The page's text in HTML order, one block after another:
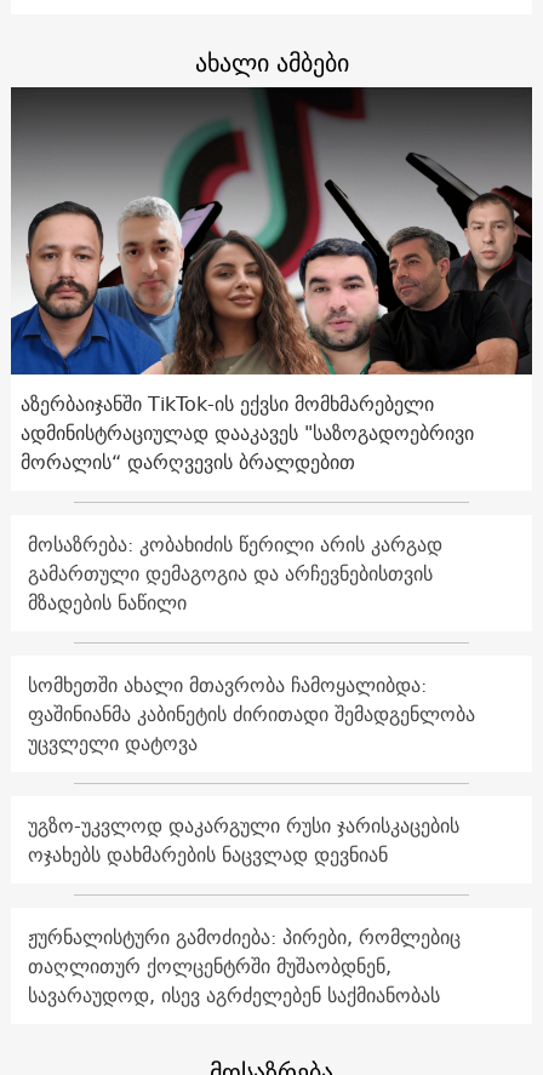
ახალი ამბები
აზერბაიჯანში TikTok-ის ექვსი მომხმარებელი
ადმინისტრაციულად დააკავეს "საზოგადოებრივი
მორალის“ დარღვევის ბრალდებით
მოსაზრება: კობახიძის წერილი არის კარგად
გამართული დემაგოგია და არჩევნებისთვის
მზადების ნაწილი
სომხეთში ახალი მთავრობა ჩამოყალიბდა:
ფაშინიანმა კაბინეტის ძირითადი შემადგენლობა
უცვლელი დატოვა
უგზო-უკვლოდ დაკარგული რუსი ჯარისკაცების
ოჯახებს დახმარების ნაცვლად დევნიან
ჟურნალისტური გამოძიება: პირები, რომლებიც
თაღლითურ ქოლცენტრში მუშაობდნენ,
სავარაუდოდ, ისევ აგრძელებენ საქმიანობას